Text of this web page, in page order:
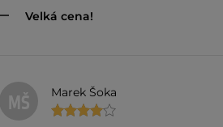
Velká cena!
MŠ Marek Šoka